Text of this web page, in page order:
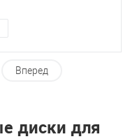
Вперед
диски для